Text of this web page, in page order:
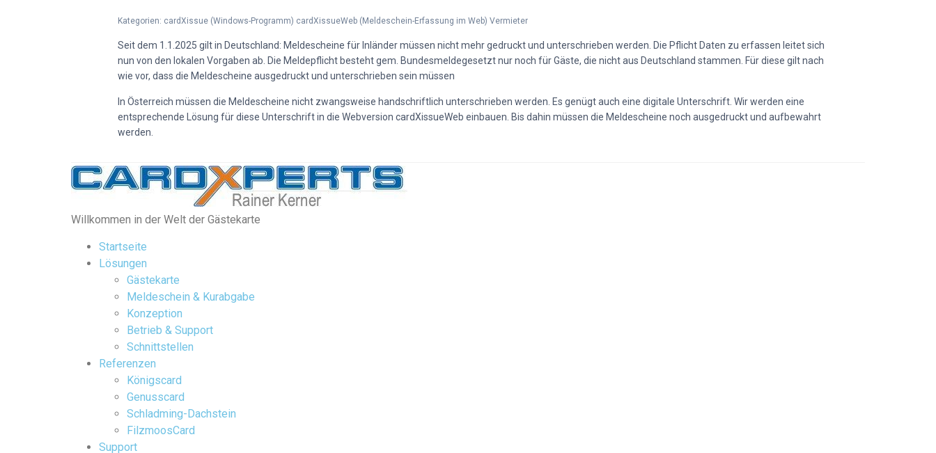
Kategorien: cardXissue (Windows-Programm) cardXissueWeb (Meldeschein-Erfassung im Web) Vermieter
Seit dem 1.1.2025 gilt in Deutschland: Meldescheine für Inländer müssen nicht mehr gedruckt und unterschrieben werden. Die Pflicht Daten zu erfassen leitet sich
nun von den lokalen Vorgaben ab. Die Meldepflicht besteht gem. Bundesmeldegesetzt nur noch für Gäste, die nicht aus Deutschland stammen. Für diese gilt nach
wie vor, dass die Meldescheine ausgedruckt und unterschrieben sein müssen
In Österreich müssen die Meldescheine nicht zwangsweise handschriftlich unterschrieben werden. Es genügt auch eine digitale Unterschrift. Wir werden eine
entsprechende Lösung für diese Unterschrift in die Webversion cardXissueWeb einbauen. Bis dahin müssen die Meldescheine noch ausgedruckt und aufbewahrt
werden.
Willkommen in der Welt der Gästekarte
Startseite
Lösungen
Gästekarte
Meldeschein & Kurabgabe
Konzeption
Betrieb & Support
Schnittstellen
Referenzen
Königscard
Genusscard
Schladming-Dachstein
FilzmoosCard
Support